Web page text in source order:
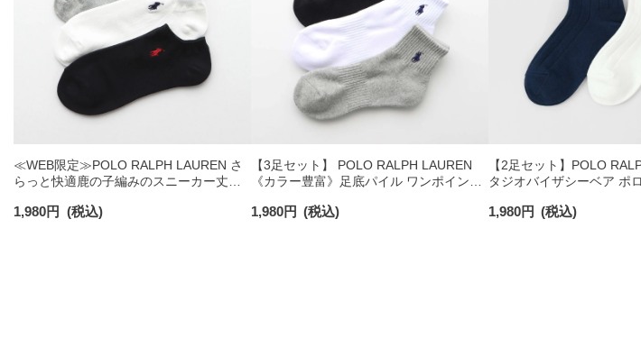
≪WEB限定≫POLO RALPH LAUREN さ
らっと快適鹿の子編みのスニーカー丈ソ
ズ レディース 92022800
1,980円 (税込)
【3足セット】 POLO RALPH LAUREN
《カラー豊富》足底パイル ワンポイント
ンズ 92009604
1,980円 (税込)
【2足セット】POLO
タジオバイザシーベア ポ
ンズ レディース 92009650
1,980円 (税込)